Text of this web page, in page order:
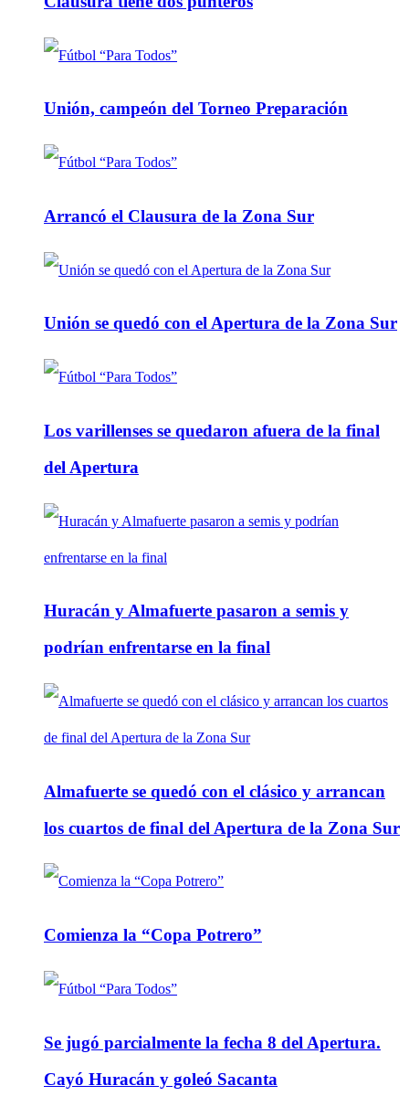
Unión, campeón del Torneo Preparación
Arrancó el Clausura de la Zona Sur
Unión se quedó con el Apertura de la Zona Sur
Los varillenses se quedaron afuera de la final
del Apertura
Huracán y Almafuerte pasaron a semis y
podrían enfrentarse en la final
Almafuerte se quedó con el clásico y arrancan
los cuartos de final del Apertura de la Zona Sur
Comienza la “Copa Potrero”
Se jugó parcialmente la fecha 8 del Apertura.
Cayó Huracán y goleó Sacanta